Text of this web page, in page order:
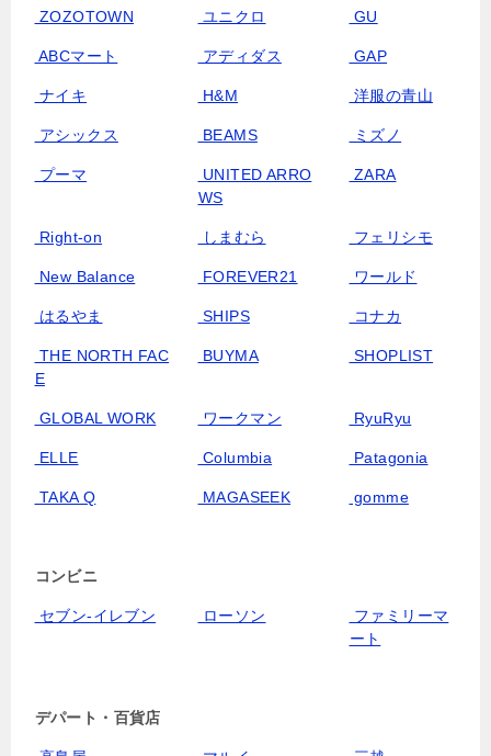
ZOZOTOWN ユニクロ GU
ABCマート アディダス GAP
ナイキ H&M 洋服の青山
アシックス BEAMS ミズノ
プーマ
UNITED ARRO
WS
ZARA
Right-on しまむら フェリシモ
New Balance FOREVER21 ワールド
はるやま SHIPS コナカ
THE NORTH FAC
E
BUYMA SHOPLIST
GLOBAL WORK ワークマン RyuRyu
ELLE Columbia Patagonia
TAKA Q MAGASEEK gomme
コンビニ
セブン‐イレブン ローソン
ファミリーマ
ート
デパート・百貨店